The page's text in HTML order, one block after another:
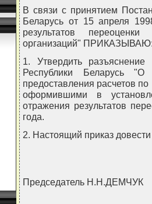
В связи с принятием
Беларусь от 15 апреля
результатов
организаций"
1. Утвердить разъяснение
Республики Беларусь
предоставления расчетов
оформившими в
отражения результатов
года.
2. Настоящий приказ
Председатель Н.Н.ДЕМЧУК